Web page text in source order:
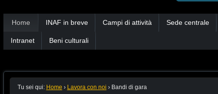
Home INAF in breve Campi di attività Sede centrale
Intranet Beni culturali
Tu sei qui: Home › Lavora con noi › Bandi di gara